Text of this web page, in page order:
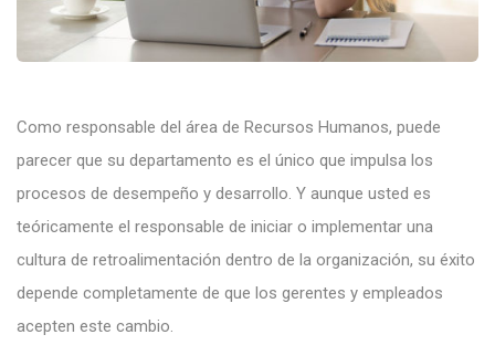
Como responsable del área de Recursos Humanos, puede
parecer que su departamento es el único que impulsa los
procesos de desempeño y desarrollo. Y aunque usted es
teóricamente el responsable de iniciar o implementar una
cultura de retroalimentación dentro de la organización, su éxito
depende completamente de que los gerentes y empleados
acepten este cambio.